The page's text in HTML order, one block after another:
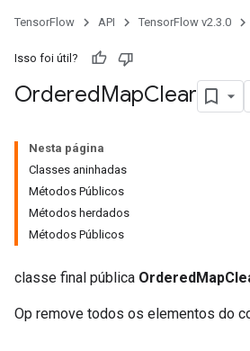
TensorFlow API TensorFlow v2.3.0
Isso foi útil?
OrderedMapClear
Nesta página
Classes aninhadas
Métodos Públicos
Métodos herdados
Métodos Públicos
classe final pública
Op remove todos os elementos do